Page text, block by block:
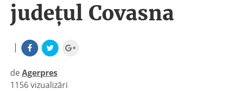
judeţul Covasna
|
deAgerpres
|
1156 vizualizări